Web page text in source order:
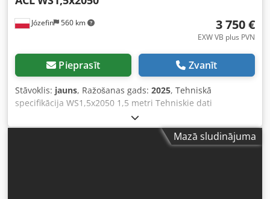
Józefin 560 km 3 750 €
EXW VB plus PVN
Pieprasīt Zvanīt
Stāvoklis: jauns, Ražošanas gads: 2025, Tehniskā
specifikācija WS1,5x2050 1,5 metri Tehniskie dati
Dkodjfwxnaepfx Abvjr Darba garums: 2050 mm Lokšņu
biezuma diapazons: 1,5 mm Maks. leņķis: 135° Garums:
2510 mm Platums: 960 mm Augstums: 1580 mm Svars: 600
Mazā sludinājuma